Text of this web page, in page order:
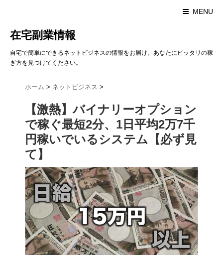
MENU
在宅副業情報
自宅で簡単にできるネットビジネスの情報をお届け。あなたにピッタリの稼
ぎ方を見つけてください。
ホーム > ネットビジネス >
【激熱】バイナリーオプション
で稼ぐ最短2分、1日平均2万7千
円稼いでいるシステム【必ず見
て】